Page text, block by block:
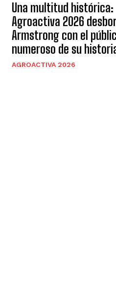
Una multitud histórica:
Agroactiva 2026
Armstrong con el
numeroso de su
AGROACTIVA 2026